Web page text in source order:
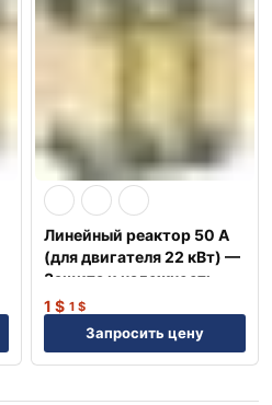
Линейный реактор 50 А
(для двигателя 22 кВт) —
Защита и надежность
NEP
1 $ 1 $
Запросить цену